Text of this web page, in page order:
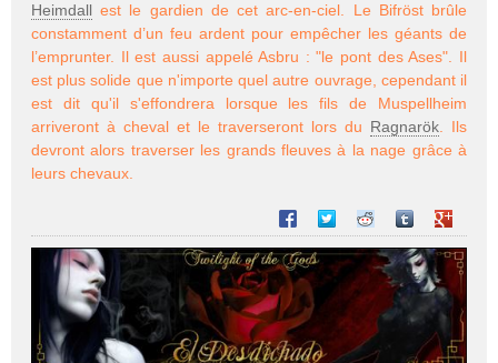
Heimdall est le gardien de cet arc-en-ciel. Le Bifröst brûle
constamment d’un feu ardent pour empêcher les géants de
l’emprunter. Il est aussi appelé Asbru : "le pont des Ases". Il
est plus solide que n'importe quel autre ouvrage, cependant il
est dit qu'il s'effondrera lorsque les fils de Muspellheim
arriveront à cheval et le traverseront lors du Ragnarök . Ils
devront alors traverser les grands fleuves à la nage grâce à
leurs chevaux.
Partager sur Facebook
Partager sur Twitter
Partager sur Reddit
Partager sur
Partager